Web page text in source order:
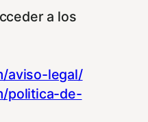
a los
aviso-legal/
politica-de-